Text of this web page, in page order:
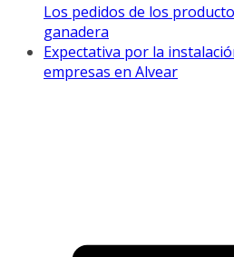
Los pedidos de los
ganadera
Expectativa por la
empresas en Alvear